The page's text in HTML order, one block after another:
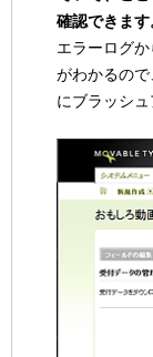
確認できます
エラーログ
がわかるの
にブラッシュ